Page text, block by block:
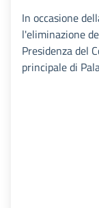
In occasione
l'eliminazione
Presidenza del
principale di